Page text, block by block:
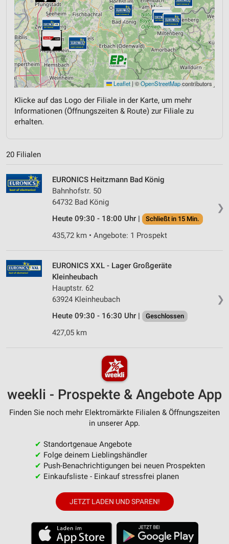
Leaflet | ©OpenStreetMapcontributors
Klicke auf das Logo der Filiale in der Karte, um mehr
Informationen (Öffnungszeiten & Route) zur Filiale zu
erhalten.
20 Filialen
❯
EURONICS Heitzmann Bad König
Bahnhofstr. 50
64732 Bad König
Heute 09:30 - 18:00 Uhr |
Schließt in 15 Min.
435,72 km • Angebote: 1 Prospekt
❯
EURONICS XXL - Lager Großgeräte
Kleinheubach
Hauptstr. 62
63924 Kleinheubach
Heute 09:30 - 16:30 Uhr |
Geschlossen
427,05 km
weekli - Prospekte & Angebote App
Finden Sie noch mehr Elektromärkte Filialen & Öffnungszeiten
in unserer App.
✔ Standortgenaue Angebote
✔ Folge deinem Lieblingshändler
✔ Push-Benachrichtigungen bei neuen Prospekten
✔ Einkaufsliste - Einkauf stressfrei planen
JETZT LADEN UND SPAREN!